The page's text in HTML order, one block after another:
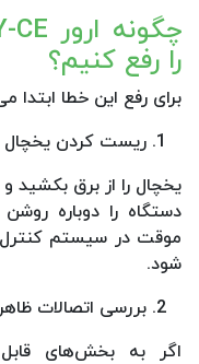
را رفع کنیم؟
برای رفع این خطا ابتدا
ریست کردن یخچال
دستگاه را دوباره
موقت در سیستم
شود.
بررسی اتصالات
اگر به بخش‌های